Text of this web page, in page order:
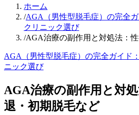
ホーム
/AGA（男性型脱毛症）の完全
クリニック選び
/AGA治療の副作用と対処法：
AGA（男性型脱毛症）の完全ガイド
ニック選び
AGA治療の副作用と対
退・初期脱毛など